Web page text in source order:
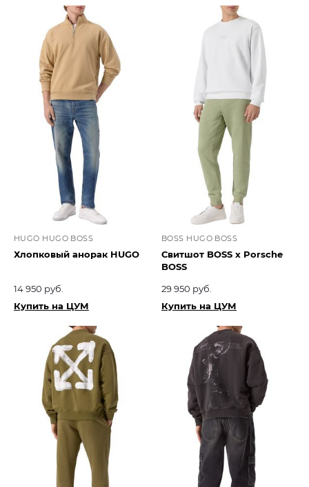
HUGO HUGO BOSS
Хлопковый анорак HUGO
14 950 руб.
Купить на ЦУМ
BOSS HUGO BOSS
Свитшот BOSS x Porsche
BOSS
29 950 руб.
Купить на ЦУМ